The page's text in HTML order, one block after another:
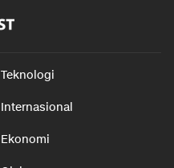
Teknologi
Internasional
Ekonomi